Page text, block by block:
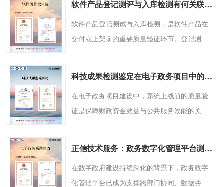
及指令接收、结果上报..
软件产品登记测评与入库检测有何关联？正信技术服务解析
软件产品登记测试与入库检测，是软件产品在
交付或上架前的重要质量验证环节。登记测试
境中的适配性与稳定..
科技成果检测鉴定在电子政务项目中的应用，正信技术服务2026年观察
在电子政务项目建设中，系统上线前的质量验
证是保障财政资金效益与公共服务效能的关键
前的必要程序。科技..
正信技术服务：政务数字化管理平台测评中的安全合规要点
在数字政府建设持续深化的背景下，政务数字
化管理平台已成为支撑跨部门协同、数据共享